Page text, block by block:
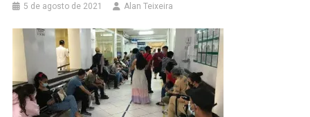
5 de agosto de 2021 Alan Teixeira